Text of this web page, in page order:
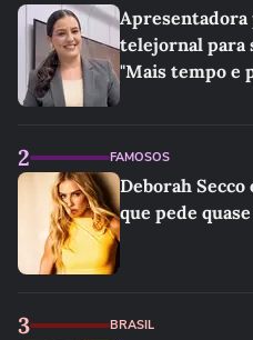
Apresentadora
telejornal para
"Mais tempo e
2 FAMOSOS
Deborah
que pede
3 BRASIL